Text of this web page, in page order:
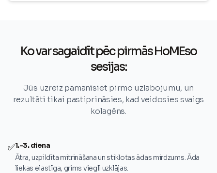
Ko var sagaidīt pēc pirmās HoMEso
sesijas:
Jūs uzreiz pamanīsiet pirmo uzlabojumu, un
rezultāti tikai pastiprināsies, kad veidosies svaigs
kolagēns.
✅1.-3. diena
Ātra, uzpildīta mitrināšana un stiklotas ādas mirdzums. Āda
liekas elastīga, grims viegli uzklājas.